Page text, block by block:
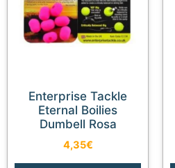
Enterprise Tackle
Eternal Boilies
Dumbell Rosa
4,35€